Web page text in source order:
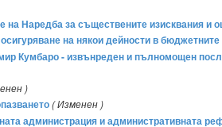
Наредба за съществените изисквания и
на някои дейности в бюджетните
Кумбаро - извънреден и пълномощен
)
( Изменен )
администрация и административната